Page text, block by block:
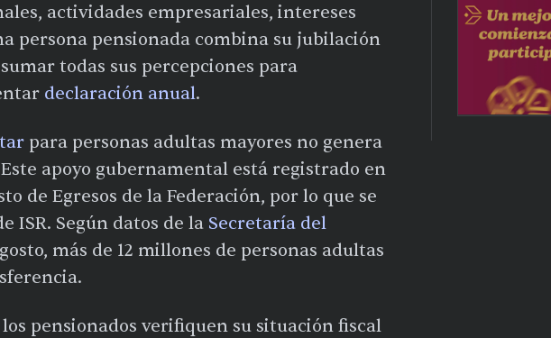
actividades empresariales, intereses
persona pensionada combina su jubilación
todas sus percepciones para
declaración anual.
para personas adultas mayores no genera
apoyo gubernamental está registrado en
de Egresos de la Federación, por lo que se
ISR. Según datos de la Secretaría del
más de 12 millones de personas adultas
pensionados verifiquen su situación fiscal